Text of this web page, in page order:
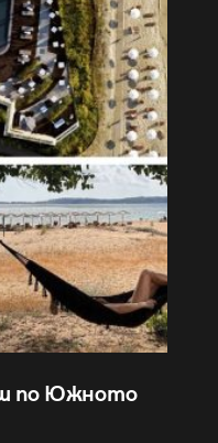
по Южното